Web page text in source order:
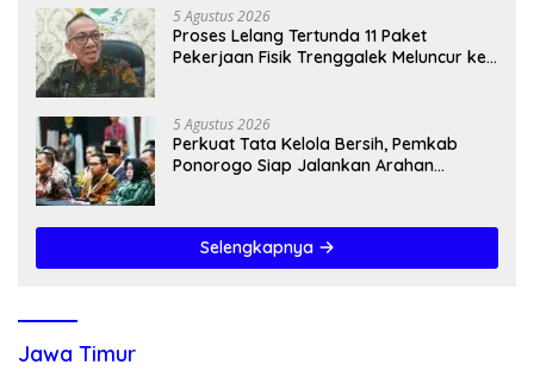
5 Agustus 2026
Proses Lelang Tertunda 11 Paket
Pekerjaan Fisik Trenggalek Meluncur ke
5 Agustus 2026
Perkuat Tata Kelola Bersih, Pemkab
Ponorogo Siap Jalankan Arahan
Selengkapnya
Jawa Timur